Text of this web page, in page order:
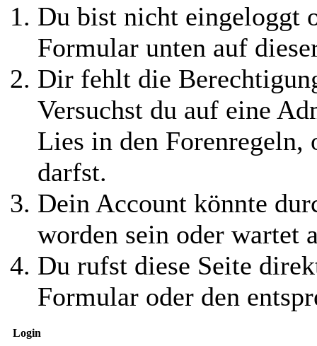
Du bist nicht eingeloggt
Formular unten auf
Dir fehlt die
Versuchst du auf eine
Lies in den Forenregeln,
darfst.
Dein Account könnte
worden sein oder wartet
Du rufst diese Seite
Formular oder den
Login